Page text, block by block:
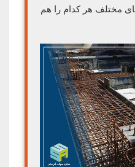
مختلف هر کدام را هم